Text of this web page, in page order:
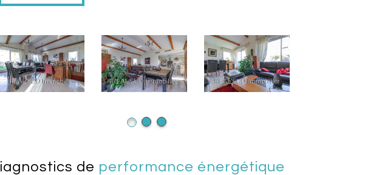
diagnostics de performance énergétique